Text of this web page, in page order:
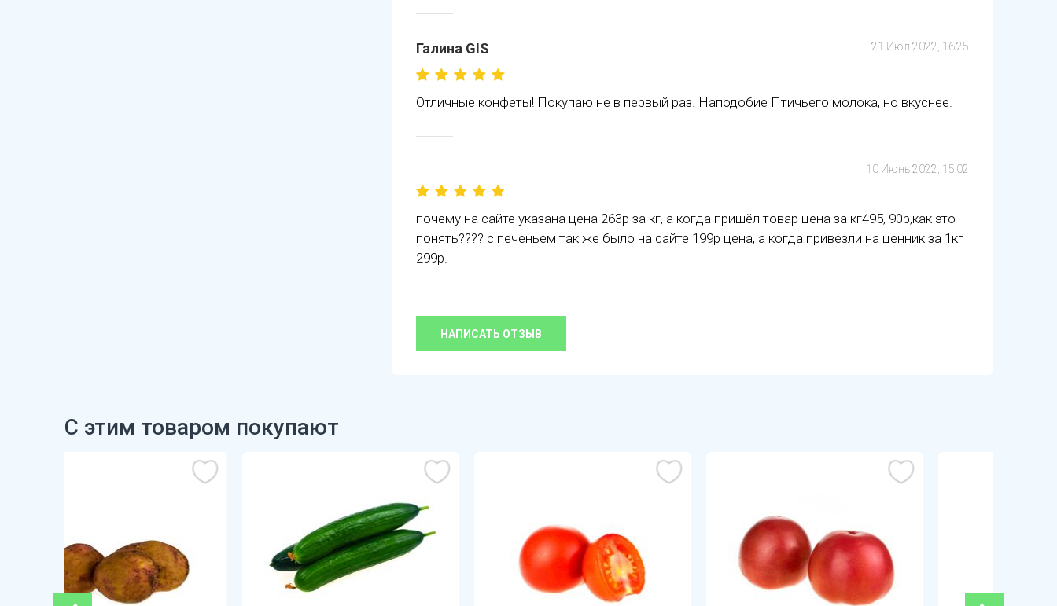
Галина GIS 21 Июл 2022, 16:25
Отличные конфеты! Покупаю не в первый раз. Наподобие Птичьего молока, но вкуснее.
10 Июнь 2022, 15:02
почему на сайте указана цена 263р за кг, а когда пришёл товар цена за кг495, 90р,как это
понять???? с печеньем так же было на сайте 199р цена, а когда привезли на ценник за 1кг
299р.
НАПИСАТЬ ОТЗЫВ
С этим товаром покупают